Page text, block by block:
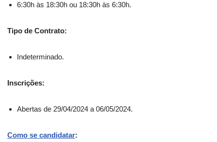
6:30h às 18:30h ou 18:30h às 6:30h.
Tipo de Contrato:
Indeterminado.
Inscrições:
Abertas de 29/04/2024 a 06/05/2024.
Como se candidatar: